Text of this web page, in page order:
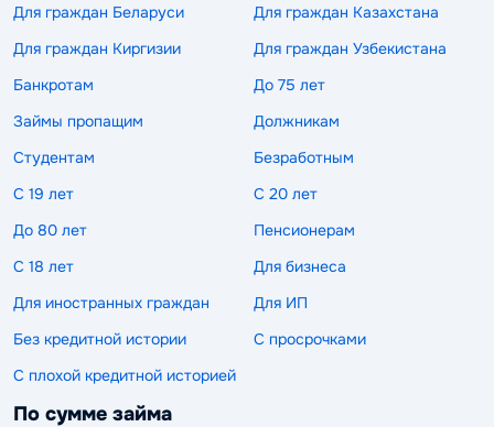
Для граждан Беларуси
Для граждан Казахстана
Для граждан Киргизии
Для граждан Узбекистана
Банкротам
До 75 лет
Займы пропащим
Должникам
Студентам
Безработным
С 19 лет
С 20 лет
До 80 лет
Пенсионерам
С 18 лет
Для бизнеса
Для иностранных граждан
Для ИП
Без кредитной истории
С просрочками
С плохой кредитной историей
По сумме займа